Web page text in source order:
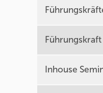
Inhouse